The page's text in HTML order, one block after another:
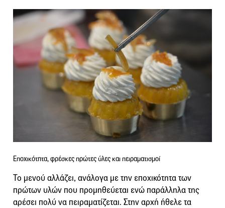
Εποχικότητα, φρέσκες πρώτες ύλες και πειραματισμοί
Το μενού αλλάζει, ανάλογα με την εποχικότητα των
πρώτων υλών που προμηθεύεται ενώ παράλληλα της
αρέσει πολύ να πειραματίζεται. Στην αρχή ήθελε τα